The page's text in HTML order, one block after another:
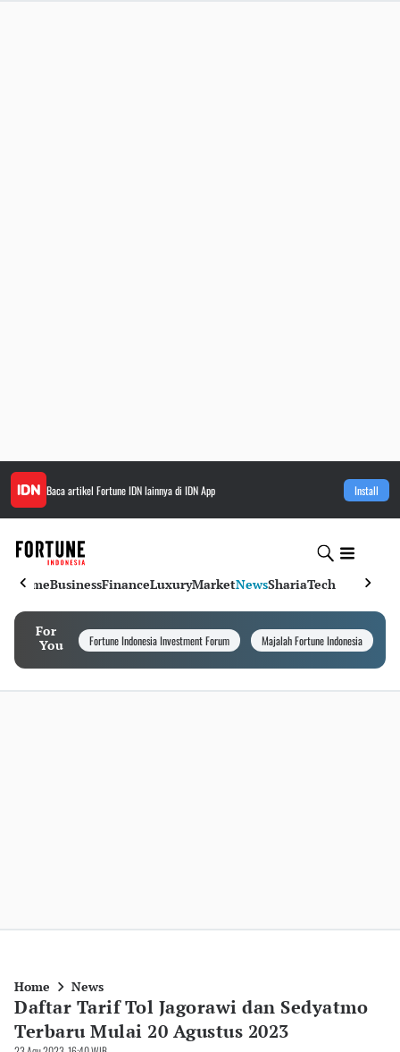
Baca artikel Fortune IDNlainnya di IDN App Install
HomeBusinessFinanceLuxuryMarketNewsShariaTech
For
You
Fortune Indonesia Investment Forum Majalah Fortune Indonesia
Home News
Daftar Tarif Tol Jagorawi dan Sedyatmo
Terbaru Mulai 20 Agustus 2023